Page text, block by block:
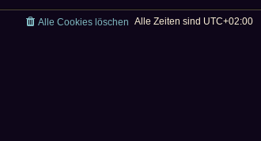
Alle Zeiten sind UTC+02:00
Alle Cookies löschen